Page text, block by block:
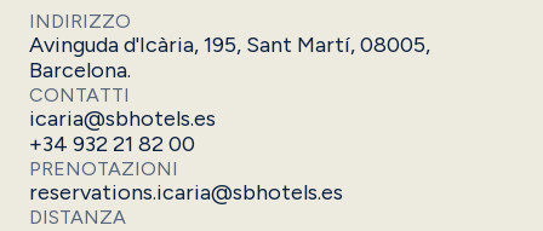
INDIRIZZO
Avinguda d'Icària, 195, Sant Martí, 08005,
Barcelona.
CONTATTI
icaria@sbhotels.es
+34 932 21 82 00
PRENOTAZIONI
reservations.icaria@sbhotels.es
DISTANZA